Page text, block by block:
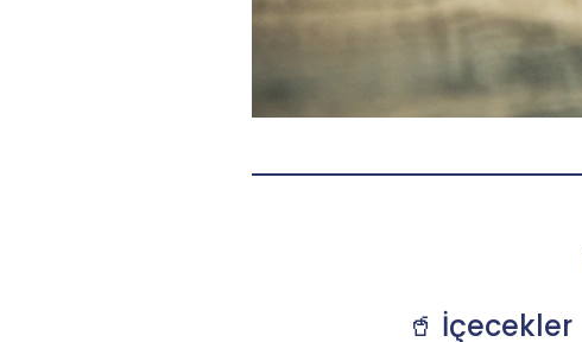
🥤 İçecekler